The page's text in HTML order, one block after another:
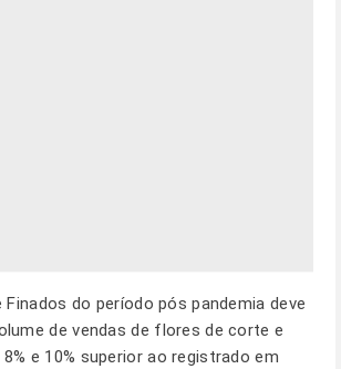
Finados do período pós pandemia deve
de vendas de flores de corte e
e 10% superior ao registrado em